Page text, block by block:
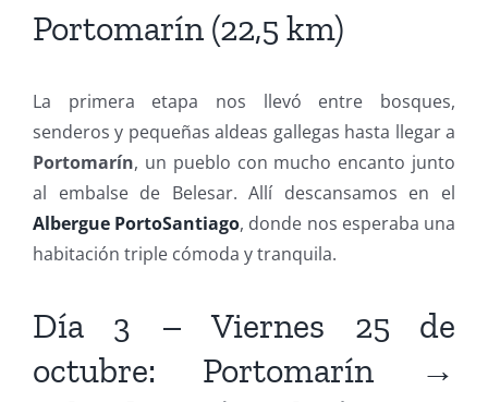
Portomarín (22,5 km)
La primera etapa nos llevó entre bosques,
senderos y pequeñas aldeas gallegas hasta llegar a
Portomarín, un pueblo con mucho encanto junto
al embalse de Belesar. Allí descansamos en el
Albergue PortoSantiago, donde nos esperaba una
habitación triple cómoda y tranquila.
Día 3 – Viernes 25 de
octubre: Portomarín →